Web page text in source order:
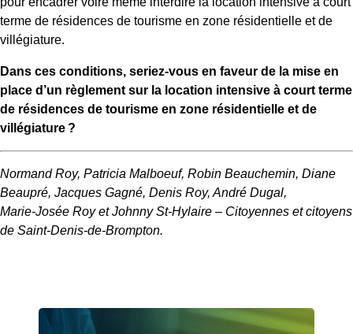
terme de résidences de tourisme en zone résidentielle et de
villégiature.
Dans ces conditions, seriez-vous en faveur de la mise en
place d’un règlement sur la location intensive à court terme
de résidences de tourisme en zone résidentielle et de
villégiature ?
Normand Roy, Patricia Malboeuf, Robin Beauchemin, Diane
Beaupré, Jacques Gagné, Denis Roy, André Dugal,
Marie‑Josée Roy et Johnny St-Hylaire – Citoyennes et citoyens
de Saint-Denis-de-Brompton.